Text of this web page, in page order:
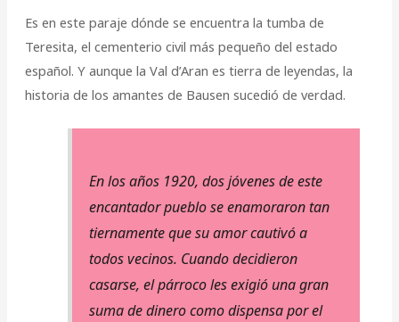
Es en este paraje dónde se encuentra la tumba de
Teresita, el cementerio civil más pequeño del estado
español. Y aunque la Val d’Aran es tierra de leyendas, la
historia de los amantes de Bausen sucedió de verdad.
En los años 1920, dos jóvenes de este
encantador pueblo se enamoraron tan
tiernamente que su amor cautivó a
todos vecinos. Cuando decidieron
casarse, el párroco les exigió una gran
suma de dinero como dispensa por el